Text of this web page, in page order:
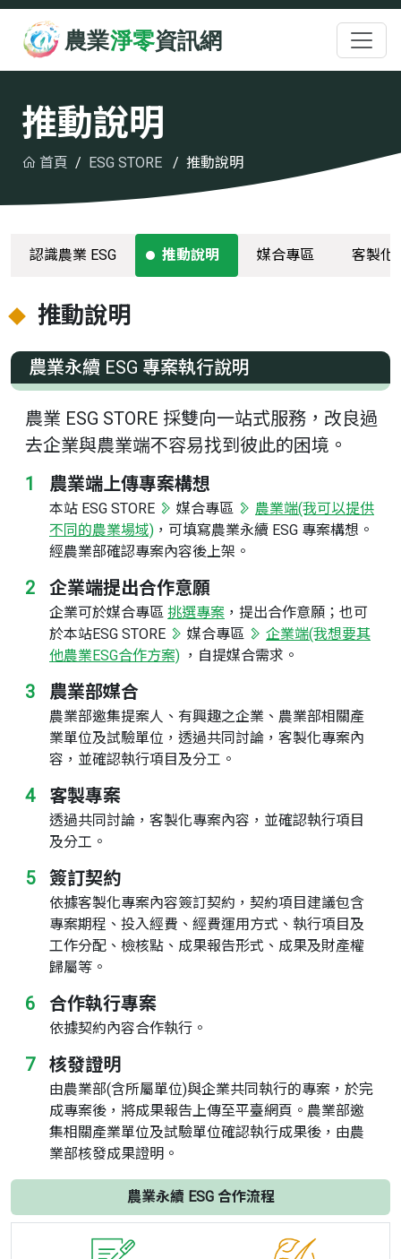
跳至主要內容
推動說明
首頁 ESG STORE 推動說明
認識農業 ESG 推動說明 媒合專區 客製化
推動說明
農業永續 ESG 專案執行說明
農業 ESG STORE 採雙向一站式服務，改良過
去企業與農業端不容易找到彼此的困境。
1
農業端上傳專案構想
本站 ESG STORE 媒合專區
農業端(我可以提供
不同的農業場域) ，可填寫農業永續 ESG 專案構想。
經農業部確認專案內容後上架。
2 企業端提出合作意願
企業可於媒合專區 挑選專案 ，提出合作意願；也可
於本站ESG STORE
媒合專區
企業端(我想要其
他農業ESG合作方案) ，自提媒合需求。
3 農業部媒合
農業部邀集提案人、有興趣之企業、農業部相關產
業單位及試驗單位，透過共同討論，客製化專案內
容，並確認執行項目及分工。
4 客製專案
透過共同討論，客製化專案內容，並確認執行項目
及分工。
5 簽訂契約
依據客製化專案內容簽訂契約，契約項目建議包含
專案期程、投入經費、經費運用方式、執行項目及
工作分配、檢核點、成果報告形式、成果及財產權
歸屬等。
6 合作執行專案
依據契約內容合作執行。
7 核發證明
由農業部(含所屬單位)與企業共同執行的專案，於完
成專案後，將成果報告上傳至平臺網頁。農業部邀
集相關產業單位及試驗單位確認執行成果後，由農
業部核發成果證明。
農業永續 ESG 合作流程